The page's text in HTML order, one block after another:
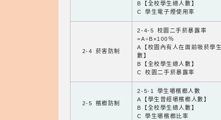
B【全校學生總人數】
C 學生電子煙使用率
2-4 菸害防制
2-4-5 校園二手菸暴露率
=A÷B×100％
A【校園內有人在面前吸菸學
數】
B【全校學生總人數】
C 校園二手菸暴露率
2-5 檳榔防制
2-5-1 學生嚼檳榔人數
A【學生曾經嚼檳榔人數】
B【全校學生總人數】
C 學生嚼檳榔比率